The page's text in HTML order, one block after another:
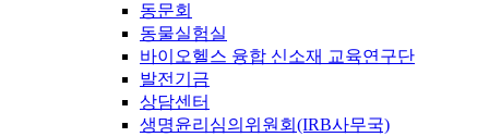
동문회
동물실험실
바이오헬스 융합 신소재 교육연구단
발전기금
상담센터
생명윤리심의위원회(IRB사무국)